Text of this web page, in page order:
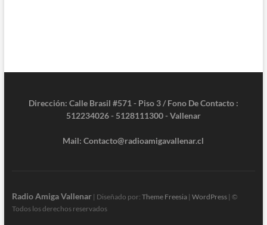
Dirección: Calle Brasil #571 - Piso 3 / Fono De Contacto :
512234026 - 5128111300 - Vallenar
Mail: Contacto@radioamigavallenar.cl
Radio Amiga Vallenar| Diseñado por: Theme Freesia| WordPress| ©
Todos los derechos reservados